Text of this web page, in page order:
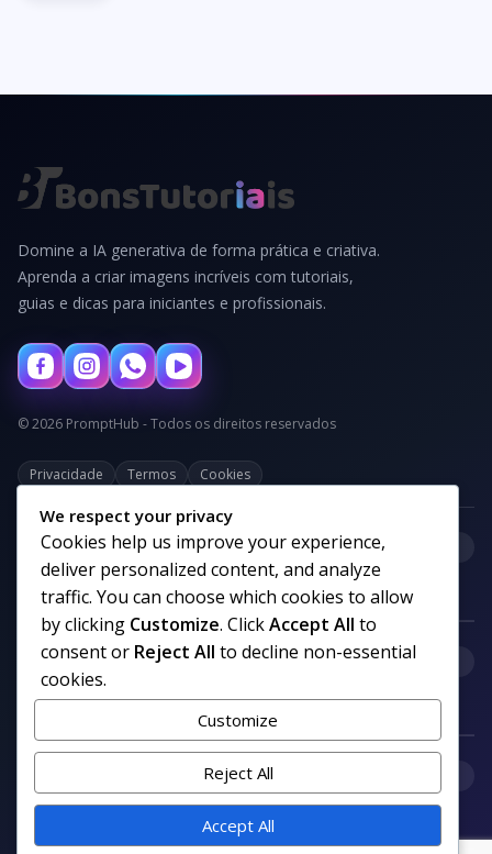
Domine a IA generativa de forma prática e criativa.
Aprenda a criar imagens incríveis com tutoriais,
guias e dicas para iniciantes e profissionais.
© 2026 PromptHub - Todos os direitos reservados
Privacidade Termos Cookies
Categorias
Links uteis
We respect your privacy
Cookies help us improve your experience,
deliver personalized content, and analyze
traffic. You can choose which cookies to allow
by clicking Customize. ClickAccept All to
consent or Reject All to decline non-essential
cookies.
Customize
Reject All
Accept All